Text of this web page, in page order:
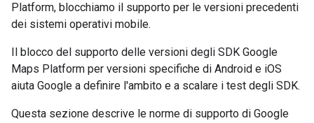
Platform, blocchiamo il supporto per le versioni precedenti
dei sistemi operativi mobile.
Il blocco del supporto delle versioni degli SDK Google
Maps Platform per versioni specifiche di Android e iOS
aiuta Google a definire l'ambito e a scalare i test degli SDK.
Questa sezione descrive le norme di supporto di Google